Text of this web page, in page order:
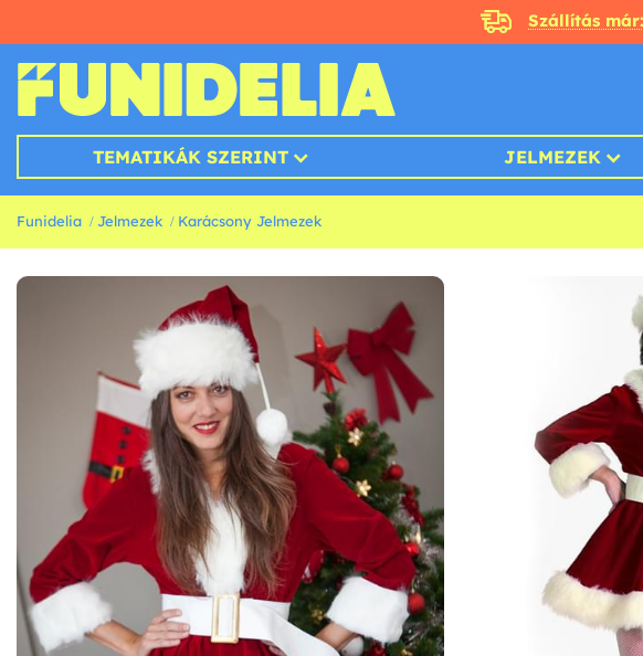
Szállítás már:
TEMATIKÁK SZERINT JELMEZEK
Funidelia Jelmezek Karácsony Jelmezek